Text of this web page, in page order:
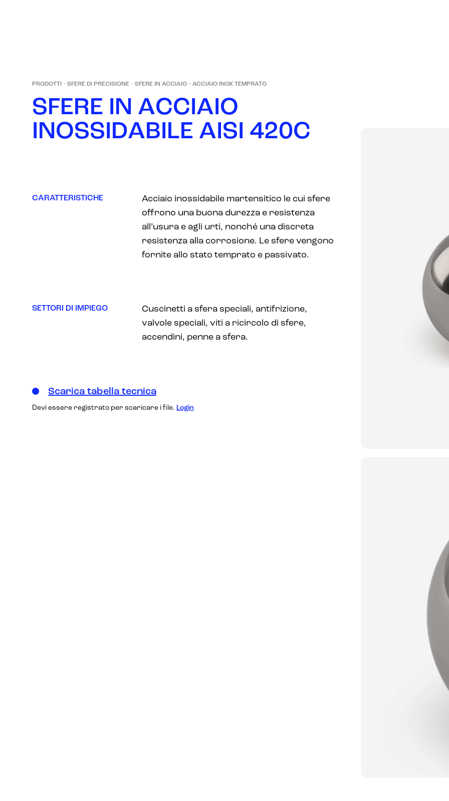
PRODOTTI · SFERE DI PRECISIONE · SFERE IN ACCIAIO · ACCIAIO INOX TEMPRATO
SFERE IN ACCIAIO
INOSSIDABILE AISI 420C
CARATTERISTICHE
Acciaio inossidabile martensitico le cui sfere
offrono una buona durezza e resistenza
all’usura e agli urti, nonché una discreta
resistenza alla corrosione. Le sfere vengono
fornite allo stato temprato e passivato.
SETTORI DI IMPIEGO
Cuscinetti a sfera speciali, antifrizione,
valvole speciali, viti a ricircolo di sfere,
accendini, penne a sfera.
Scarica tabella tecnica
Devi essere registrato per scaricare i file. Login